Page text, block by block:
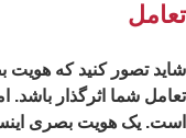
تصور کنید که هویت
شما اثرگذار باشد.
یک هویت بصری